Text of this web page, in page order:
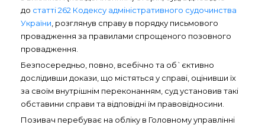
до статті 262 Кодексу адміністративного судочинства
України , розглянув справу в порядку письмового
провадження за правилами спрощеного позовного
провадження.
Безпосередньо, повно, всебічно та об`єктивно
дослідивши докази, що містяться у справі, оцінивши їх
за своїм внутрішнім переконанням, суд установив такі
обставини справи та відповідні їм правовідносини.
Позивач перебуває на обліку в Головному управлінні